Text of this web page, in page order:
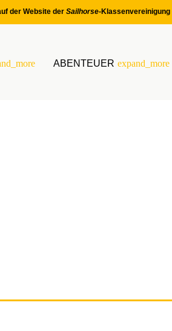
der Website der Sailhorse-Klassenvereinigung
ABENTEUER expand_more